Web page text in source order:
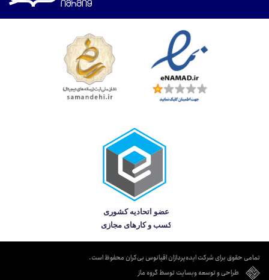
تمامی حقوق برای شرکت ایده‌پردازان اقیانوس بی‌کران محفوظ است.
طراحی و توسعه وبسایت توسط گروه ماز